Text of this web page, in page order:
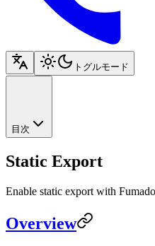
トグルモード
目次
Static Export
Enable static export with
Overview